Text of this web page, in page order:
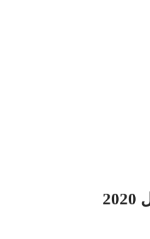
الشهيد الحافظ، 01 أبريل 2020